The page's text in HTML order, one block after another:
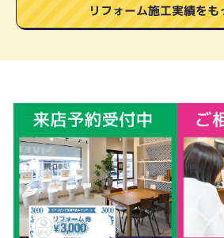
リフォーム施工実績をも